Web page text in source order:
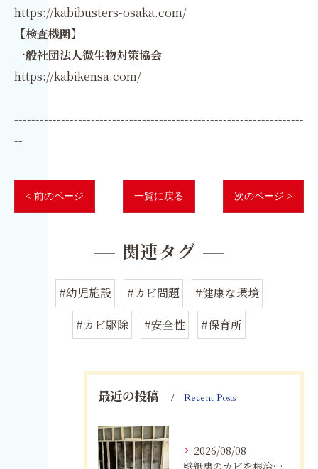
https://kabibusters-osaka.com/
【検査機関】
一般社団法人微生物対策協会
https://kabikensa.com/
--------------------------------------------------------------------
--
< 前のページ 一覧に戻る 次のページ >
関連タグ
#幼児施設 #カビ問題
#健康な環境
#カビ駆除
#安全性 #保育所
最近の投稿 Recent Posts
2026/08/08
壁紙裏のカビを根治！下地交換と防カビリフォームの重要性